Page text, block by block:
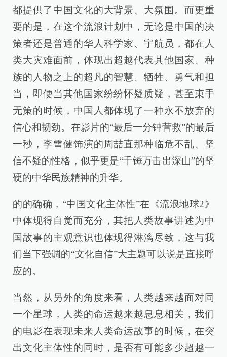
都提供了中国文化的大背景、大氛围。而更重
要的是，在这个流浪计划中，无论是中国的决
策者还是普通的华人科学家、宇航员，都在人
类大灾难面前，体现出超越代表其他国家、种
族的人物之上的超凡的智慧、牺牲、勇气和担
当，即便当其他国家纷纷怀疑质疑，甚至束手
无策的时候，中国人都体现了一种永不放弃的
信心和韧劲。在影片的“最后一分钟营救”的最后
一秒，李雪健饰演的周喆直那种临危不乱、坚
信不疑的性格，似乎更是“千锤万击出深山”的坚
硬的中华民族精神的升华。
的的确确，“中国文化主体性”在《流浪地球2》
中体现得自觉而充分，其把人类故事讲述为中
国故事的主观意识也体现得淋漓尽致，这与我
们当下强调的“文化自信”大主题可以说是直接呼
应的。
当然，从另外的角度来看，人类越来越面对同
一个星球，人类的命运越来越息息相关，我们
的电影在表现未来人类命运故事的时候，在突
出文化主体性的同时，是否有可能多少超越一